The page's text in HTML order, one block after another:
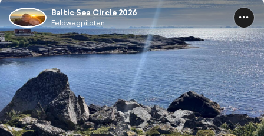
Baltic Sea Circle 2026
Feldwegpiloten